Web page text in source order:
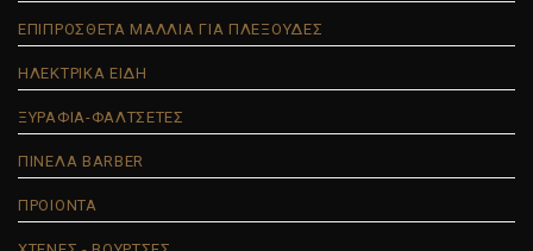
PARLUX
REUZEL
SANTO
SCHWARZKOPF PROFESSIONAL
ΕΠΙΠΡΟΣΘΕΤΑ ΜΑΛΛΙΑ ΓΙΑ ΠΛΕΞΟΥΔΕΣ
ΗΛΕΚΤΡΙΚΑ ΕΙΔΗ
ΞΥΡΑΦΙΑ-ΦΑΛΤΣΕΤΕΣ
ΠΙΝΕΛΑ BARBER
ΠΡΟΙΟΝΤΑ